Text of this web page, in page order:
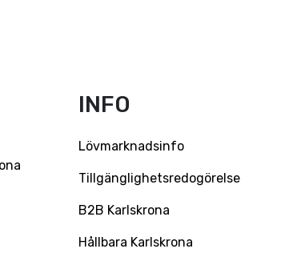
INFO
Lövmarknadsinfo
Tillgänglighetsredogörelse
B2B Karlskrona
Hållbara Karlskrona